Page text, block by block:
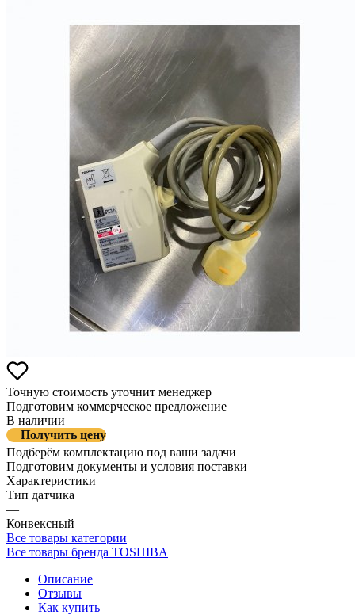
Точную стоимость уточнит менеджер
Подготовим коммерческое предложение
В наличии
Получить цену
Подберём комплектацию под ваши задачи
Подготовим документы и условия поставки
Характеристики
Тип датчика
—
Конвексный
Все товары категории
Все товары бренда TOSHIBA
Описание
Отзывы
Как купить